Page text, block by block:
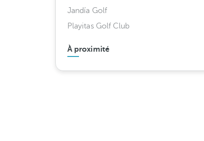
Jandía Golf
Playitas Golf Club
À proximité